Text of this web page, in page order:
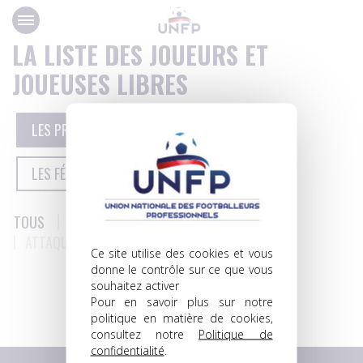
Panneau de gestion des cookies
Ce site utilise des cookies et vous
donne le contrôle sur ce que vous
souhaitez activer
Pour en savoir plus sur notre
politique en matière de cookies,
consultez notre Politique de
confidentialité
LA LISTE DES JOUEURS ET
JOUEUSES LIBRES
LES PROFESSIONNELS
LES FÉMININES
TOUS GARDIENS DÉFENSEURS
MILIEUX
1 … 14